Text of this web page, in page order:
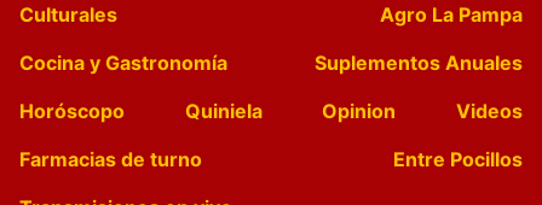
Culturales
Agro La Pampa
Cocina y Gastronomía
Suplementos Anuales
Horóscopo
Quiniela Opinion
Videos
Farmacias de turno
Entre Pocillos